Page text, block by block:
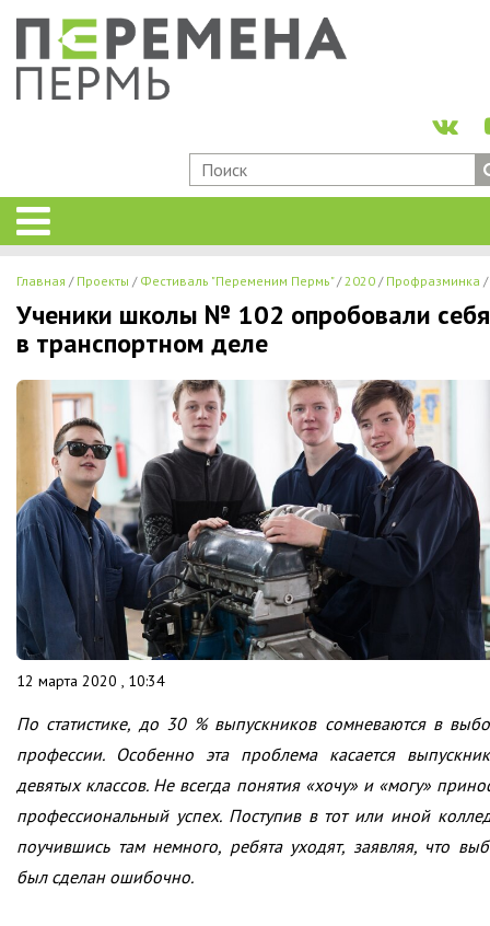
Главная Проекты Фестиваль "Переменим Пермь" 2020 Профразминка
Ученики школы № 102 опробовали себя
в транспортном деле
12 марта 2020 , 10:34
По статистике, до 30 % выпускников сомневаются в
профессии. Особенно эта проблема касается
девятых классов. Не всегда понятия «хочу» и «могу»
профессиональный успех. Поступив в тот или иной
поучившись там немного, ребята уходят, заявляя, что
был сделан ошибочно.